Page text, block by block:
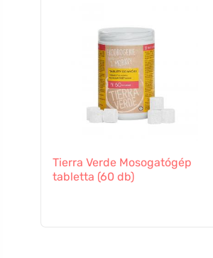
Tierra Verde Mosogatógép
tabletta (60 db)